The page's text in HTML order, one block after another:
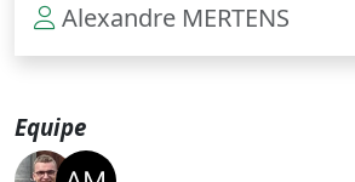
Alexandre MERTENS
Equipe